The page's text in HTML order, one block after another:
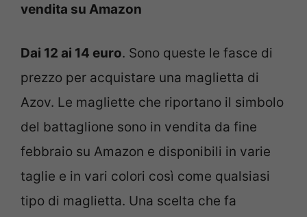
vendita su Amazon
Dai 12 ai 14 euro. Sono queste le fasce di
prezzo per acquistare una maglietta di
Azov. Le magliette che riportano il simbolo
del battaglione sono in vendita da fine
febbraio su Amazon e disponibili in varie
taglie e in vari colori così come qualsiasi
tipo di maglietta. Una scelta che fa